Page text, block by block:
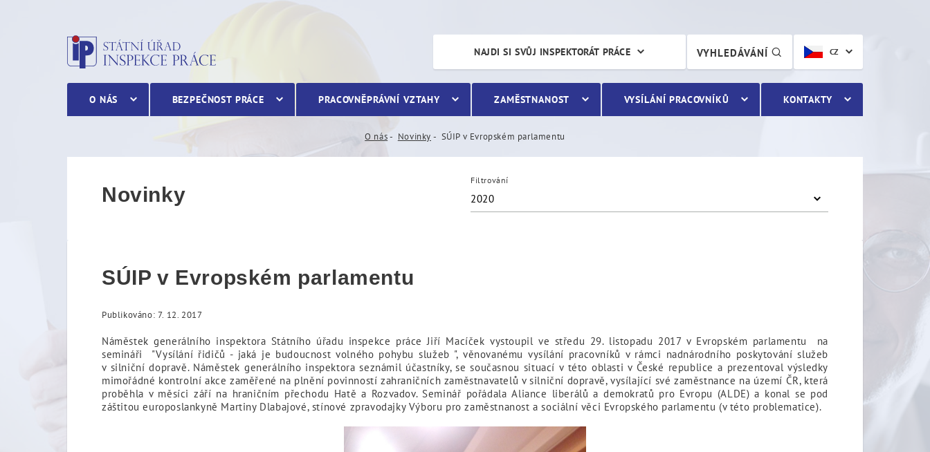
SÚIP v Evropském parlamentu
CZ
VYHLEDÁVÁNÍ
NAJDI SI SVŮJ INSPEKTORÁT PRÁCE
O NÁS BEZPEČNOST PRÁCE PRACOVNĚPRÁVNÍ VZTAHY ZAMĚSTNANOST VYSÍLÁNÍ PRACOVNÍKŮ KONTAKTY
O nás Novinky SÚIP v Evropském parlamentu
Novinky
Filtrování
2020
SÚIP v Evropském parlamentu
Publikováno: 7. 12. 2017
Náměstek generálního inspektora Státního úřadu inspekce práce Jiří Macíček vystoupil ve středu 29. listopadu 2017 v Evropském parlamentu na
semináři "Vysílání řidičů - jaká je budoucnost volného pohybu služeb ", věnovanému vysílání pracovníků v rámci nadnárodního poskytování služeb
v silniční dopravě. Náměstek generálního inspektora seznámil účastníky, se současnou situací v této oblasti v České republice a prezentoval výsledky
mimořádné kontrolní akce zaměřené na plnění povinností zahraničních zaměstnavatelů v silniční dopravě, vysílající své zaměstnance na území ČR, která
proběhla v měsíci září na hraničním přechodu Hatě a Rozvadov. Seminář pořádala Aliance liberálů a demokratů pro Evropu (ALDE) a konal se pod
záštitou europoslankyně Martiny Dlabajové, stínové zpravodajky Výboru pro zaměstnanost a sociální věci Evropského parlamentu (v této problematice).